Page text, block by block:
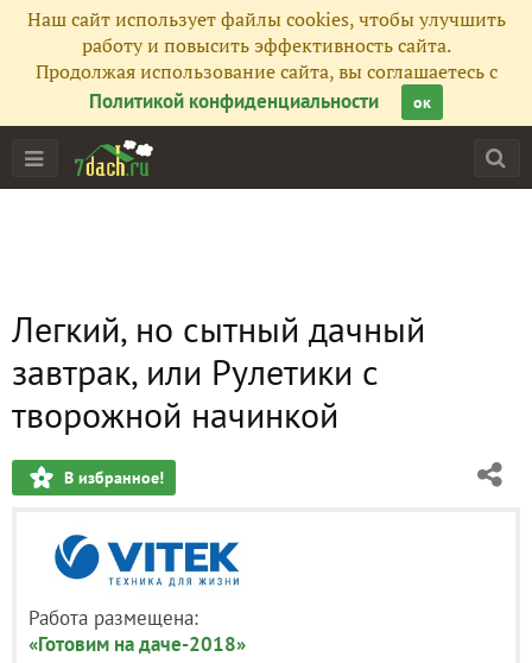
Наш сайт использует файлы cookies, чтобы улучшить
работу и повысить эффективность сайта.
Продолжая использование сайта, вы соглашаетесь с
Политикой конфиденциальности
ок
Легкий, но сытный дачный
завтрак, или Рулетики с
творожной начинкой
В избранное!
Работа размещена:
«Готовим на даче-2018»